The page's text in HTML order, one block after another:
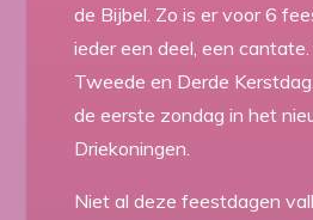
de Bijbel. Zo is er voor 6
ieder een deel, een cantate.
Tweede en Derde
de eerste zondag in het
Driekoningen.
Niet al deze feestdagen